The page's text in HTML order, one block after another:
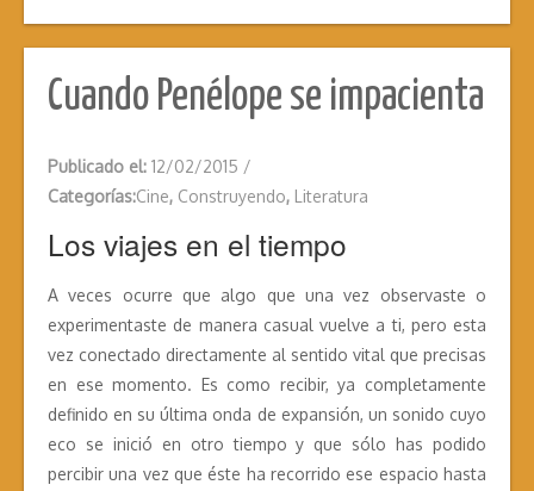
Cuando Penélope se impacienta
Publicado el: 12/02/2015 /
Categorías:Cine, Construyendo, Literatura
Los viajes en el tiempo
A veces ocurre que algo que una vez observaste o
experimentaste de manera casual vuelve a ti, pero esta
vez conectado directamente al sentido vital que precisas
en ese momento. Es como recibir, ya completamente
definido en su última onda de expansión, un sonido cuyo
eco se inició en otro tiempo y que sólo has podido
percibir una vez que éste ha recorrido ese espacio hasta